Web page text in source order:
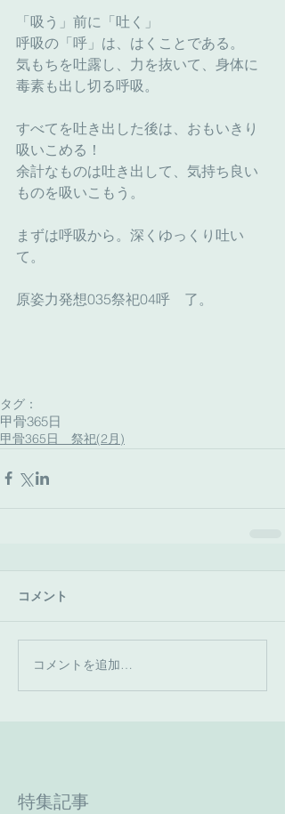
「吸う」前に「吐く」
呼吸の「呼」は、はくことである。
気もちを吐露し、力を抜いて、身体に
毒素も出し切る呼吸。
すべてを吐き出した後は、おもいきり
吸いこめる！
余計なものは吐き出して、気持ち良い
ものを吸いこもう。
まずは呼吸から。深くゆっくり吐い
て。
原姿力発想035祭祀04呼　了。
タグ：
甲骨365日
甲骨365日 祭祀(2月)
コメント
コメントを追加…
特集記事